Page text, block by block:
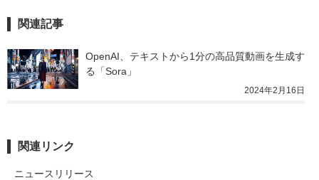
関連記事
OpenAI、テキストから1分の高品質動画を生成す
る「Sora」
2024年2月16日
関連リンク
ニュースリリース